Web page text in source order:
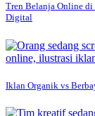
Tren Belanja Online di
Digital
Iklan Organik vs